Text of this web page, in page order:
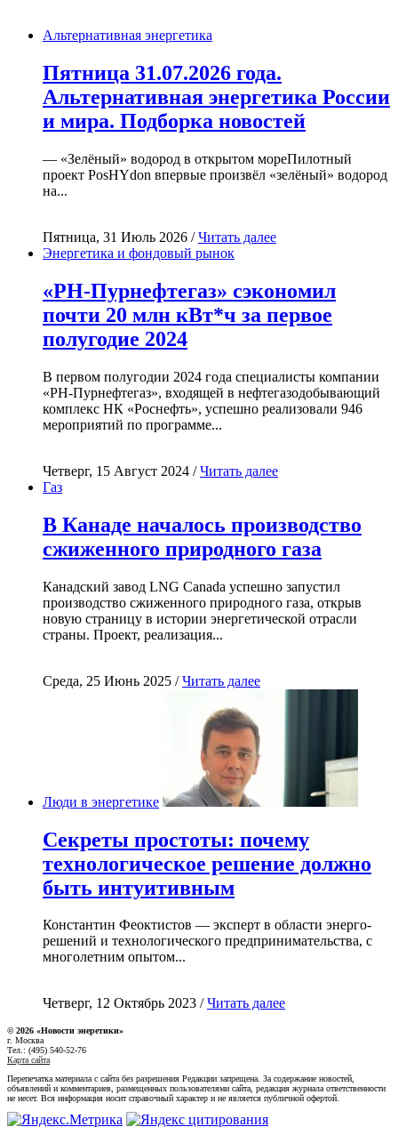
Альтернативная энергетика
Пятница 31.07.2026 года.
Альтернативная энергетика России
и мира. Подборка новостей
— «Зелёный» водород в открытом мореПилотный
проект PosHYdon впервые произвёл «зелёный» водород
на...
Пятница, 31 Июль 2026 /Читать далее
Энергетика и фондовый рынок
«РН-Пурнефтегаз» сэкономил
почти 20 млн кВт*ч за первое
полугодие 2024
В первом полугодии 2024 года специалисты компании
«РН-Пурнефтегаз», входящей в нефтегазодобывающий
комплекс НК «Роснефть», успешно реализовали 946
мероприятий по программе...
Четверг, 15 Август 2024 /Читать далее
Газ
В Канаде началось производство
сжиженного природного газа
Канадский завод LNG Canada успешно запустил
производство сжиженного природного газа, открыв
новую страницу в истории энергетической отрасли
страны. Проект, реализация...
Среда, 25 Июнь 2025 /Читать далее
Люди в энергетике
Секреты простоты: почему
технологическое решение должно
быть интуитивным
Константин Феоктистов — эксперт в области энерго-
решений и технологического предпринимательства, с
многолетним опытом...
Четверг, 12 Октябрь 2023 /Читать далее
© 2026 «Новости энеретики»
г. Москва
Тел.: (495) 540-52-76
Карта сайта
Перепечатка материала с сайта без разрешения Редакции запрещена. За содержание новостей,
объявлений и комментариев, размещенных пользователями сайта, редакция журнала ответственности
не несет. Вся информация носит справочный характер и не является публичной офертой.